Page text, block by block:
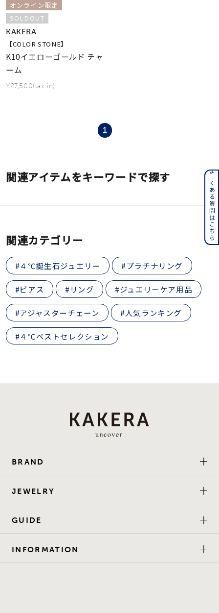
レディース
リングサイズ
メンズ
リングサイズ
オンライン限定
SOLDOUT
KAKERA
【COLOR STONE】
K10イエローゴールド チャ
ーム
¥27,500(tax in)
1
関連アイテムをキーワードで探す
関連カテゴリー
#４℃誕生石ジュエリー #プラチナリング
#ピアス #リング #ジュエリーケア用品
#アジャスターチェーン #人気ランキング
#４℃ベストセレクション
BRAND
JEWELRY
GUIDE
INFORMATION
よくある質問はこちら